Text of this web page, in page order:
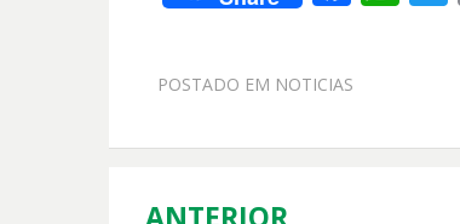
b
o A
POSTADO EM NOTICIAS